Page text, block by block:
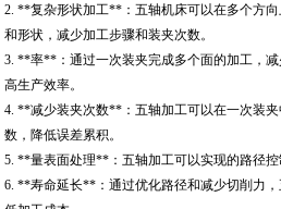
2. **复杂形状加工**：五轴机床可以在多个方
和形状，减少加工步骤和装夹次数。
3. **率**：通过一次装夹完成多个面的加工，
高生产效率。
4. **减少装夹次数**：五轴加工可以在一次装
数，降低误差累积。
5. **量表面处理**：五轴加工可以实现的路径控
6. **寿命延长**：通过优化路径和减少切削力